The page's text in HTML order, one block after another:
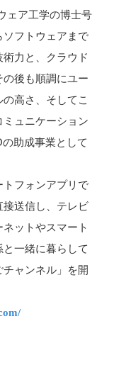
ェア工学の博士号
ソフトウェアまで
力と、クラウド
後も順調にユー
高さ、そしてこ
ュニケーション
助成事業として
フォンアプリで
送信し、テレビ
ットやスマート
一緒に暮らして
ャンネル」を開